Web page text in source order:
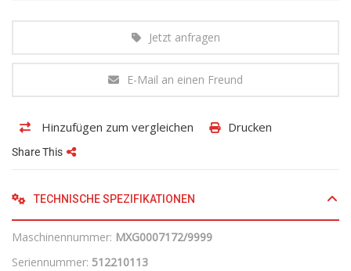
Jetzt anfragen
E-Mail an einen Freund
Hinzufügen zum vergleichen Drucken
Share This
TECHNISCHE SPEZIFIKATIONEN
Maschinennummer: MXG0007172/9999
Seriennummer: 512210113